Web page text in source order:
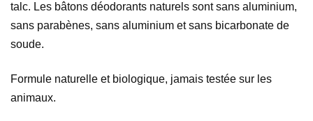
talc. Les bâtons déodorants naturels sont sans aluminium,
sans parabènes, sans aluminium et sans bicarbonate de
soude.
Formule naturelle et biologique, jamais testée sur les
animaux.